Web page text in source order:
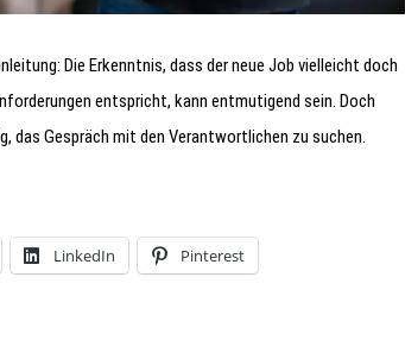
Die Erkenntnis, dass der neue Job vielleicht doch
entspricht, kann entmutigend sein. Doch
das Gespräch mit den Verantwortlichen zu suchen.
LinkedIn Pinterest